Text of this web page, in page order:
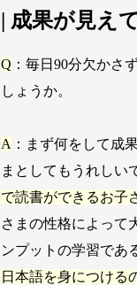
| 成果が見え
Q ：毎日90分欠かさ
しょうか。
A ：まず何をして成
まとしてもうれしい
で読書ができるお子
さまの性格によって
ンプットの学習であ
日本語を身につける